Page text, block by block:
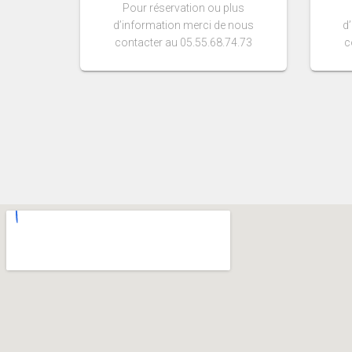
Pour réservation ou plus
d’information merci de nous
contacter au 05.55.68.74.73